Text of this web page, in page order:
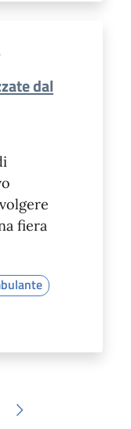
dal
fiera
Pagina successiva